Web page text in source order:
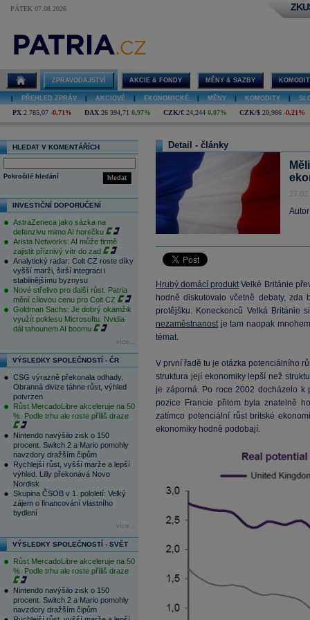
PÁTEK 07.08.2026
ZPRAVODAJSTVÍ AKCIE & FONDY MĚNY & SAZBY
PŘEHLED ZPRÁV AKCIOVÉ EKONOMICKÉ MĚNY KOMODITY
PX 2 785,07 -0,71% DAX 26 394,71 0,97% CZK/€ 24,244 0,07% CZK/$ 20,986 -0,21%
HLEDAT V KOMENTÁŘÍCH
hledat
Pokročilé hledání
INVESTIČNÍ DOPORUČENÍ
AstraZeneca jako sázka na
defenzivu mimo AI horečku
Arista Networks: AI může firmě
zajistit příznivý vítr do zad
Analytický radar: Colt CZ roste díky
vyšší marži, širší integraci i
stabilnějšímu byznysu
Nové střelivo pro další růst. Patria
mění cílovou cenu pro Colt CZ
Goldman Sachs: Je dobrý okamžik
využít poklesu Microsoftu. Nvidia
dál tahounem AI boomu
více...
VÝSLEDKY SPOLEČNOSTÍ - ČR
CSG výrazně překonala odhady.
Obranná divize táhne růst, výhled
potvrzen
Růst MercadoLibre akceleruje na 50
%. Podle trhu ale roste příliš draze
Nintendo navýšilo zisk o 150
procent. Switch 2 a Mario pomohly
navzdory dražším čipům
Rychlejší růst, vyšší marže a lepší
výhled. Lilly překonává Novo
Nordisk
Skupina ČSOB v 1. pololetí: Velký
zájem o financování vlastního
bydlení
více...
VÝSLEDKY SPOLEČNOSTÍ - SVĚT
Růst MercadoLibre akceleruje na 50
%. Podle trhu ale roste příliš draze
Nintendo navýšilo zisk o 150
procent. Switch 2 a Mario pomohly
navzdory dražším čipům
Detail - články
Hrubý domácí produktVelké Británie
hodně diskutovalo včetně debaty,
protějšku. Koneckonců Velká Británie
nezaměstnanostje tam naopak
témat.
V první řadě tu je otázka potenciálního
struktura její ekonomiky lepší než
je záporná. Po roce 2002 docházelo k
pozice Francie přitom byla znatelně
zatímco potenciální růst britské
ekonomiky hodně podobají.